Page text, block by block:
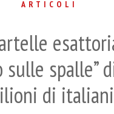
ARTICOLI
sulle spalle”
di italiani